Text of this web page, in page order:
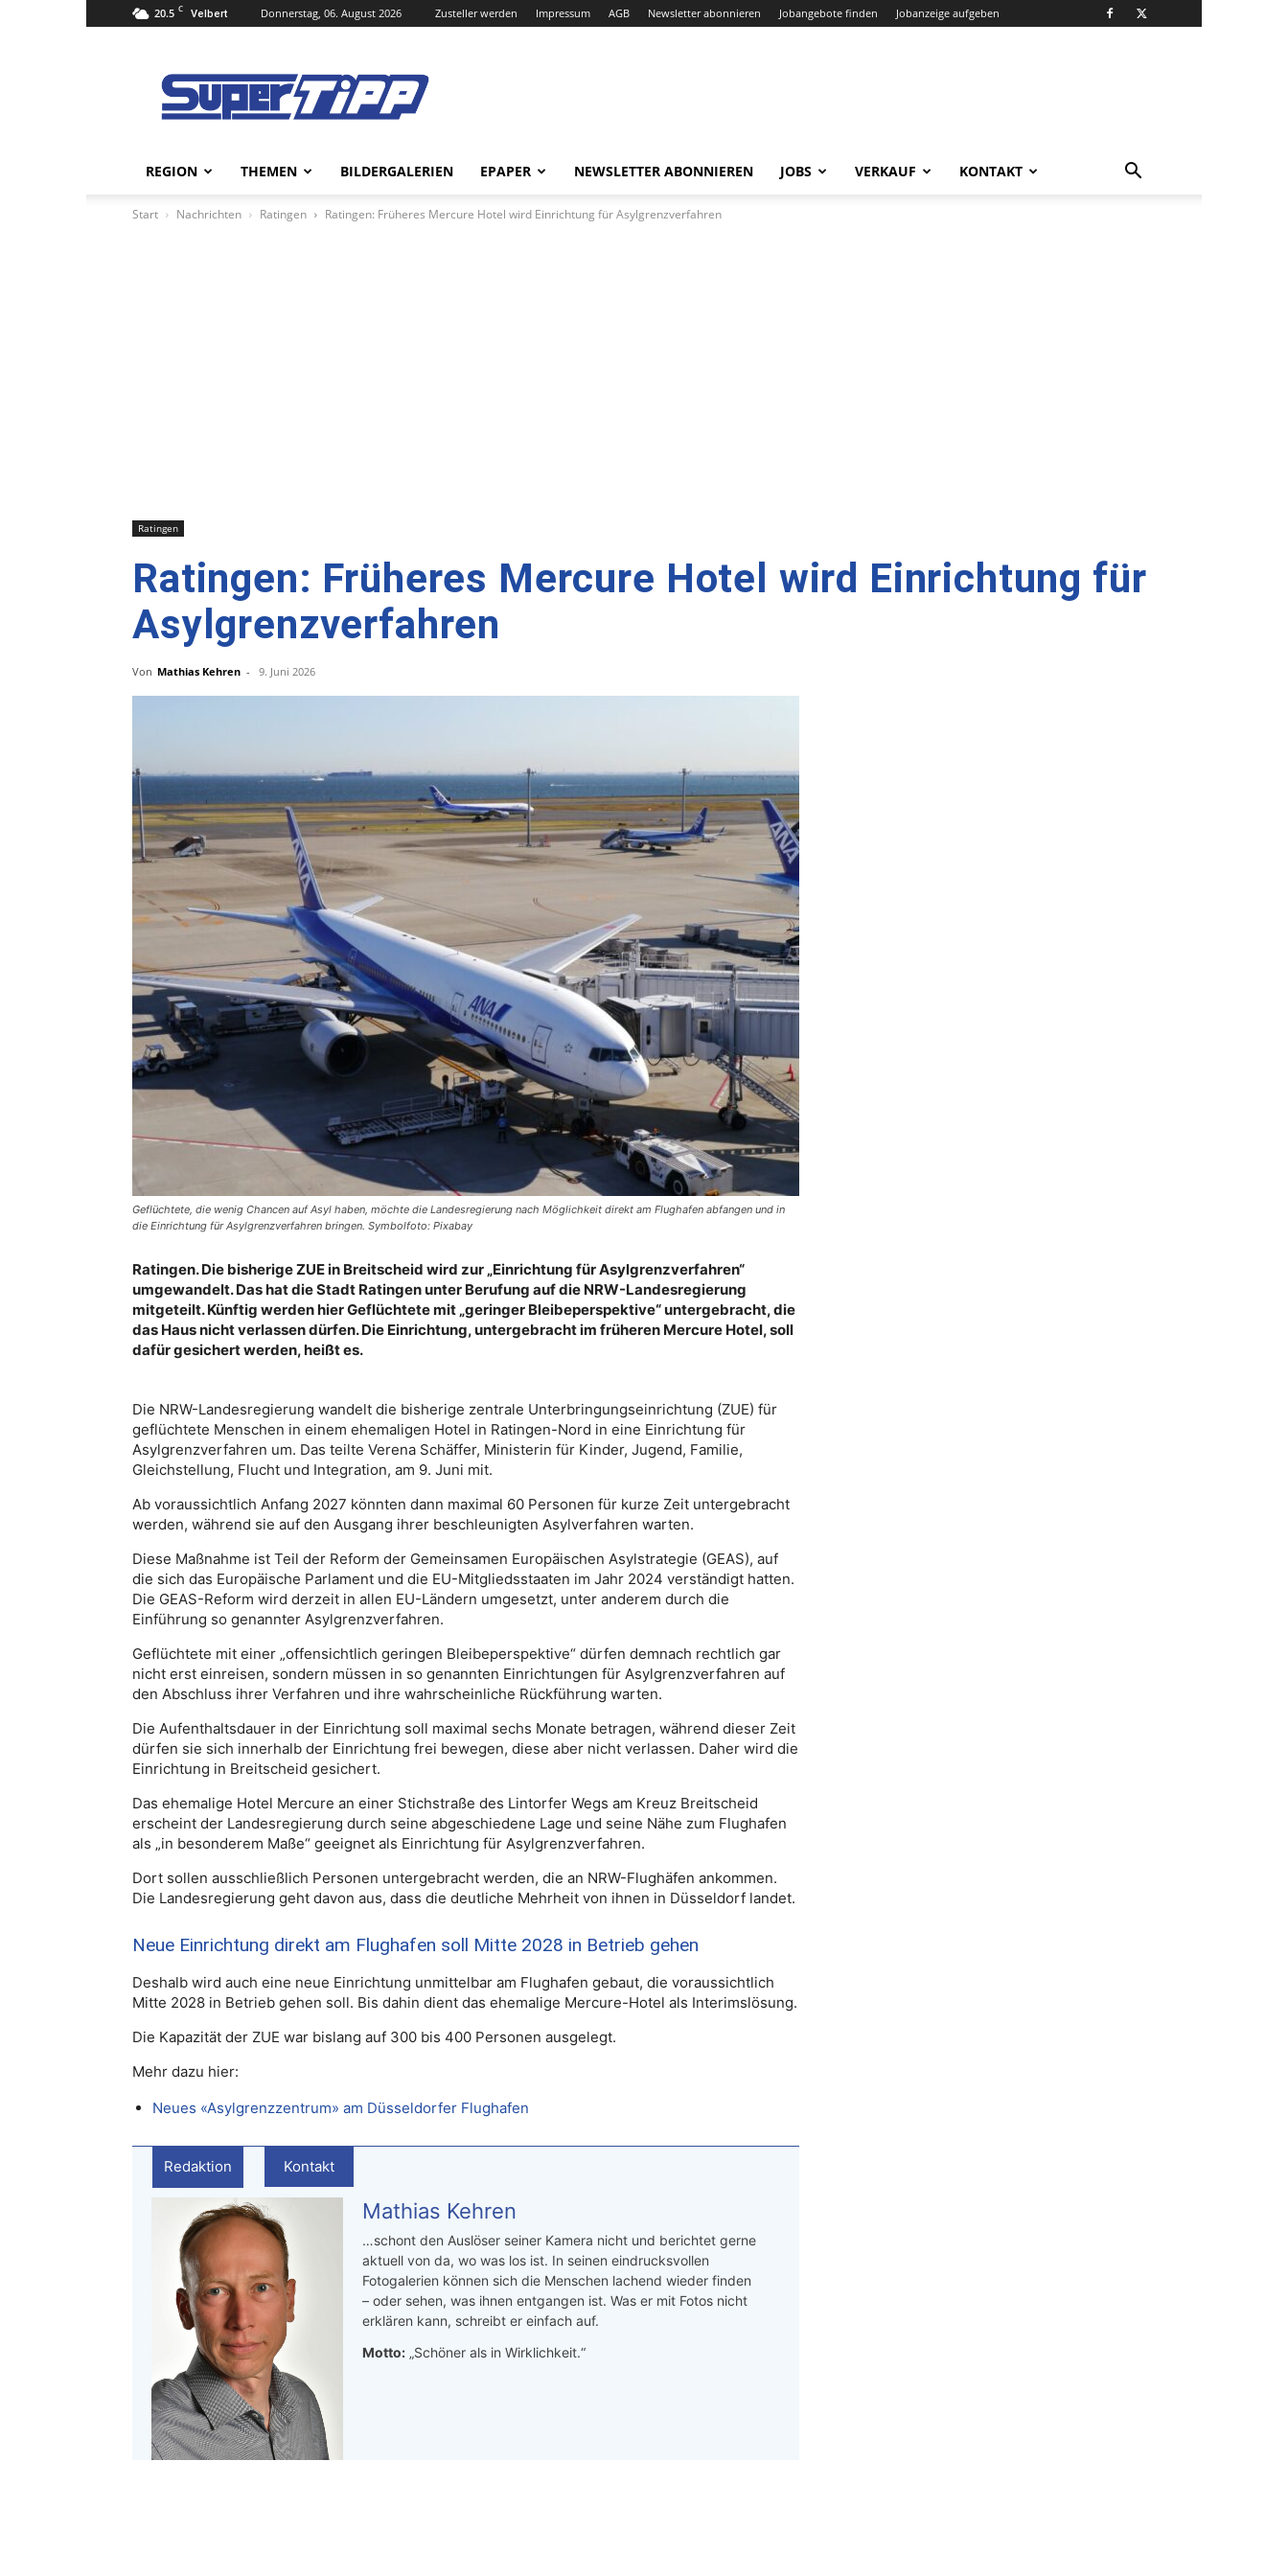
20.5 C Velbert Donnerstag, 06. August 2026 Zusteller werden Impressum AGB Newsletter abonnieren Jobangebote finden Jobanzeige aufgeben
Tipp
Online
REGION THEMEN BILDERGALERIEN EPAPER NEWSLETTER ABONNIEREN JOBS VERKAUF KONTAKT
Start Nachrichten Ratingen Ratingen: Früheres Mercure Hotel wird Einrichtung für Asylgrenzverfahren
Ratingen
Ratingen: Früheres Mercure Hotel wird Einrichtung für
Asylgrenzverfahren
Von Mathias Kehren - 9. Juni 2026
Geflüchtete, die wenig Chancen auf Asyl haben, möchte die Landesregierung nach Möglichkeit direkt am Flughafen abfangen und in
die Einrichtung für Asylgrenzverfahren bringen. Symbolfoto: Pixabay
Ratingen. Die bisherige ZUE in Breitscheid wird zur „Einrichtung für Asylgrenzverfahren“
umgewandelt. Das hat die Stadt Ratingen unter Berufung auf die NRW-Landesregierung
mitgeteilt. Künftig werden hier Geflüchtete mit „geringer Bleibeperspektive“ untergebracht, die
das Haus nicht verlassen dürfen. Die Einrichtung, untergebracht im früheren Mercure Hotel, soll
dafür gesichert werden, heißt es.
Die NRW-Landesregierung wandelt die bisherige zentrale Unterbringungseinrichtung (ZUE) für
geflüchtete Menschen in einem ehemaligen Hotel in Ratingen-Nord in eine Einrichtung für
Asylgrenzverfahren um. Das teilte Verena Schäffer, Ministerin für Kinder, Jugend, Familie,
Gleichstellung, Flucht und Integration, am 9. Juni mit.
Ab voraussichtlich Anfang 2027 könnten dann maximal 60 Personen für kurze Zeit untergebracht
werden, während sie auf den Ausgang ihrer beschleunigten Asylverfahren warten.
Diese Maßnahme ist Teil der Reform der Gemeinsamen Europäischen Asylstrategie (GEAS), auf
die sich das Europäische Parlament und die EU-Mitgliedsstaaten im Jahr 2024 verständigt hatten.
Die GEAS-Reform wird derzeit in allen EU-Ländern umgesetzt, unter anderem durch die
Einführung so genannter Asylgrenzverfahren.
Geflüchtete mit einer „offensichtlich geringen Bleibeperspektive“ dürfen demnach rechtlich gar
nicht erst einreisen, sondern müssen in so genannten Einrichtungen für Asylgrenzverfahren auf
den Abschluss ihrer Verfahren und ihre wahrscheinliche Rückführung warten.
Die Aufenthaltsdauer in der Einrichtung soll maximal sechs Monate betragen, während dieser Zeit
dürfen sie sich innerhalb der Einrichtung frei bewegen, diese aber nicht verlassen. Daher wird die
Einrichtung in Breitscheid gesichert.
Das ehemalige Hotel Mercure an einer Stichstraße des Lintorfer Wegs am Kreuz Breitscheid
erscheint der Landesregierung durch seine abgeschiedene Lage und seine Nähe zum Flughafen
als „in besonderem Maße“ geeignet als Einrichtung für Asylgrenzverfahren.
Dort sollen ausschließlich Personen untergebracht werden, die an NRW-Flughäfen ankommen.
Die Landesregierung geht davon aus, dass die deutliche Mehrheit von ihnen in Düsseldorf landet.
Neue Einrichtung direkt am Flughafen soll Mitte 2028 in Betrieb gehen
Deshalb wird auch eine neue Einrichtung unmittelbar am Flughafen gebaut, die voraussichtlich
Mitte 2028 in Betrieb gehen soll. Bis dahin dient das ehemalige Mercure-Hotel als Interimslösung.
Die Kapazität der ZUE war bislang auf 300 bis 400 Personen ausgelegt.
Mehr dazu hier:
Neues «Asylgrenzzentrum» am Düsseldorfer Flughafen
Redaktion Kontakt
Mathias Kehren
…schont den Auslöser seiner Kamera nicht und berichtet gerne
aktuell von da, wo was los ist. In seinen eindrucksvollen
Fotogalerien können sich die Menschen lachend wieder finden
– oder sehen, was ihnen entgangen ist. Was er mit Fotos nicht
erklären kann, schreibt er einfach auf.
Motto: „Schöner als in Wirklichkeit.“